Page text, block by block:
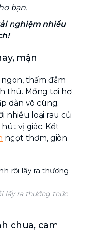
bạn.
nghiệm nhiều
mận
thấm đẫm
thú. Mồng tơi hơi
dẫn vô cùng.
nhiều loại rau củ
vị giác. Kết
ngọt thơm, giòn
lấy ra thưởng thức
chua, cam